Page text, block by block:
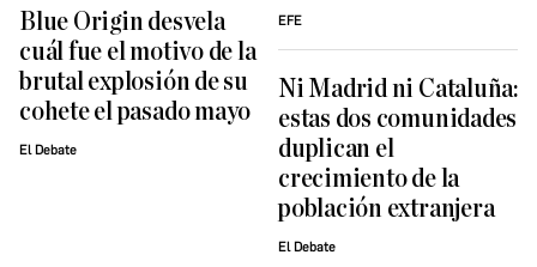
Blue Origin desvela
cuál fue el motivo de la
brutal explosión de su
cohete el pasado mayo
El Debate
EFE
Ni Madrid ni Cataluña:
estas dos comunidades
duplican el
crecimiento de la
población extranjera
El Debate